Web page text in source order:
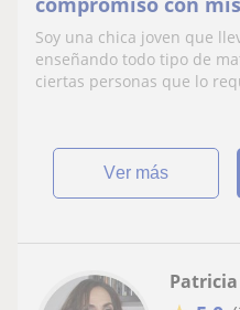
gran adaptabilidad
persona y
Soy una chica joven que
enseñando todo tipo de
ciertas personas que lo
ver más
Patricia